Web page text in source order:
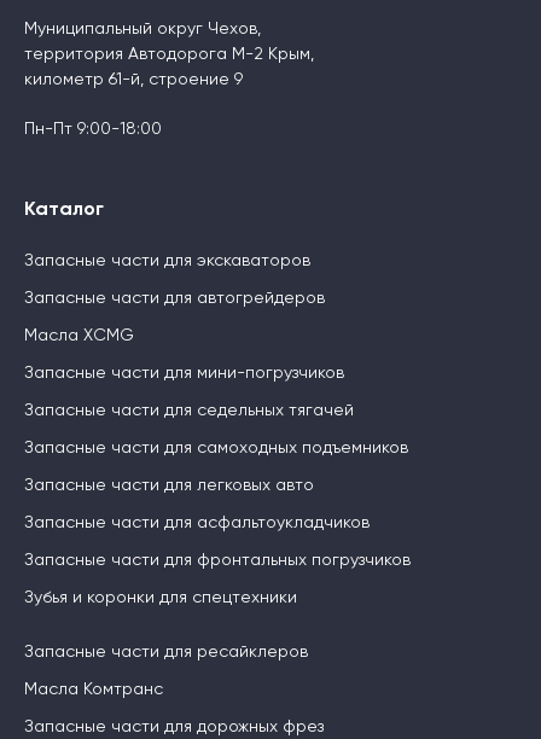
Муниципальный округ Чехов,
территория Автодорога М-2 Крым,
километр 61-й, строение 9
Пн-Пт 9:00-18:00
Каталог
Запасные части для экскаваторов
Запасные части для автогрейдеров
Масла XCMG
Запасные части для мини-погрузчиков
Запасные части для седельных тягачей
Запасные части для самоходных подъемников
Запасные части для легковых авто
Запасные части для асфальтоукладчиков
Запасные части для фронтальных погрузчиков
Зубья и коронки для спецтехники
Запасные части для ресайклеров
Масла Комтранс
Запасные части для дорожных фрез